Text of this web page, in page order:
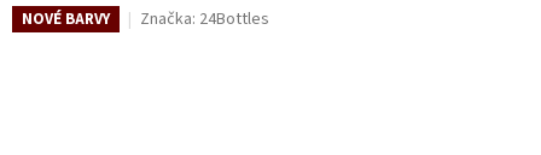
NOVÉ BARVY Značka: 24Bottles